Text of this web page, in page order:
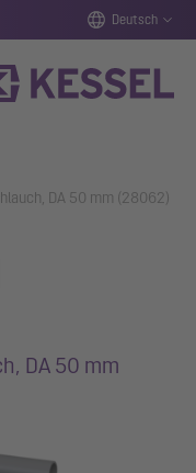
Deutsch
DA 50 mm (28062)
DA 50 mm